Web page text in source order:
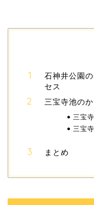
石神井公園
セス
三宝寺池の
三宝
三宝
まとめ